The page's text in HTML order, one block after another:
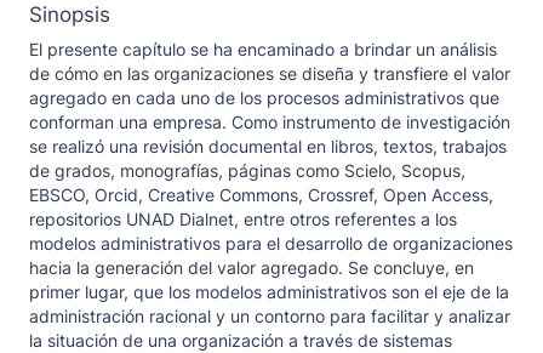
Sinopsis
El presente capítulo se ha encaminado a brindar un análisis
de cómo en las organizaciones se diseña y transfiere el valor
agregado en cada uno de los procesos administrativos que
conforman una empresa. Como instrumento de investigación
se realizó una revisión documental en libros, textos, trabajos
de grados, monografías, páginas como Scielo, Scopus,
EBSCO, Orcid, Creative Commons, Crossref, Open Access,
repositorios UNAD Dialnet, entre otros referentes a los
modelos administrativos para el desarrollo de organizaciones
hacia la generación del valor agregado. Se concluye, en
primer lugar, que los modelos administrativos son el eje de la
administración racional y un contorno para facilitar y analizar
la situación de una organización a través de sistemas